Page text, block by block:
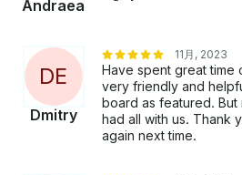
Andraea
DE
Dmitry
11月, 2023
Have spent great time
very friendly and
board as featured. But
had all with us. Thank
again next time.